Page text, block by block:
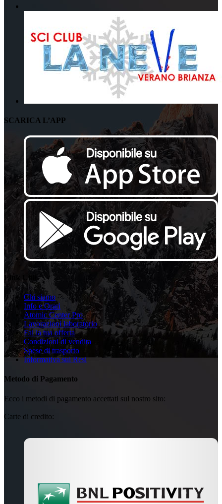
SCARICA L’APP
Link Utili
Chi siamo
Info e Orari
Atomic Center Pro
Lavorazioni laboratorio
Fai la tua offerta
Condizioni di vendita
Spese di trasporto
Informativa sui Resi
Metodo di Pagamento
Ecco i metodi di pagamento accettati sul nostro sito:
Carte di credito: